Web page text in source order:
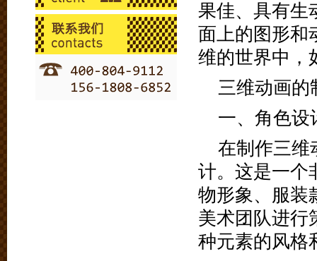
果佳、具有生
面上的图形和
维的世界中，
三维动画的
一、角色设
在制作三维
计。这是一个
物形象、服装
美术团队进行
种元素的风格